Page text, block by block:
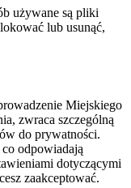
używane są pliki
lub usunąć,
Miejskiego
zwraca szczególną
do prywatności.
odpowiadają
dotyczącymi
zaakceptować.